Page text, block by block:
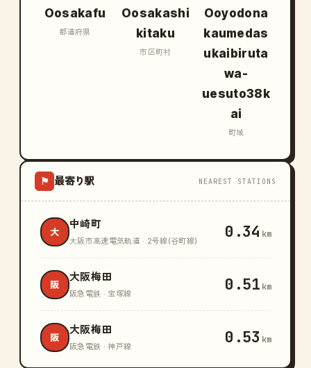
Oosakafu
都道府県
Oosakashi
kitaku
市区町村
Ooyodona
kaumedas
ukaibiruta
wa-
uesuto38k
ai
町域
⚑ 最寄り駅 NEAREST STATIONS
大
中崎町
大阪市高速電気軌道 · 2号線(谷町線) 0.34 km
阪
大阪梅田
阪急電鉄 · 宝塚線 0.51 km
阪
大阪梅田
阪急電鉄 · 神戸線 0.53 km